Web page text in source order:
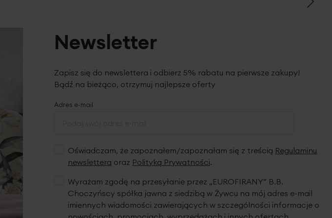
Newsletter
Zapisz się do newslettera i odbierz 5% rabatu na pierwsze zakupy!
Bądź na bieżąco, otrzymuj najlepsze oferty
Adres e-mail
Oświadczam, że zapoznałem/zapoznałam się z treścią Regulaminu
newslettera oraz Polityką Prywatności.
Wyrażam zgodę na przesyłanie przez „EUROFIRANY” B.B.
Choczyńscy spółka jawna z siedzibą w Żywcu na mój adres e-mail
imiennych wiadomości zawierających w szczególności informacje o